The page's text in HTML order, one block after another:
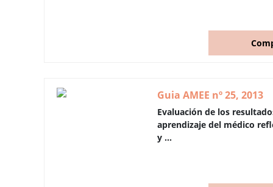
Guia AMEE nº 25, 2013
Evaluación de los
aprendizaje del médico
y ...